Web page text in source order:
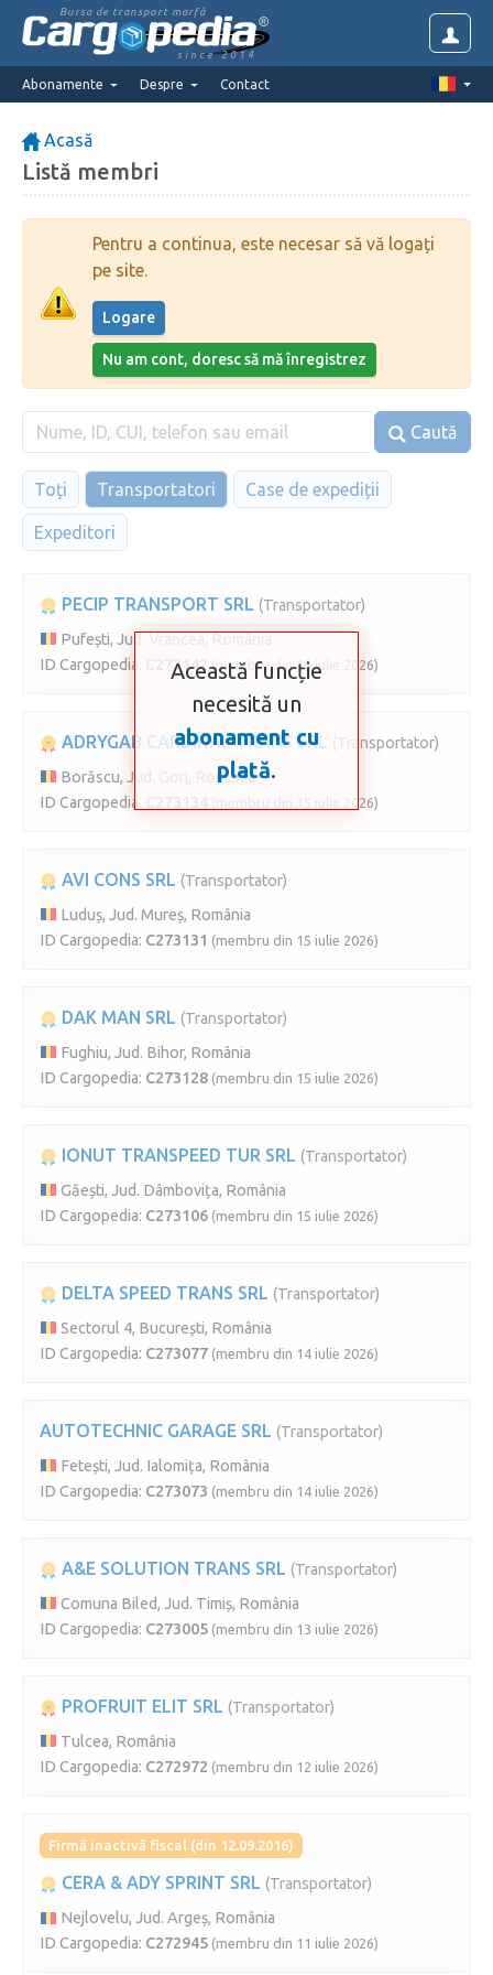
Bursa de transport marfă
since 2014
Abonamente Despre Contact
Acasă
Listă membri
Pentru a continua, este necesar să vă logați
pe site.
Logare
Nu am cont, doresc să mă înregistrez
Caută
Toți Transportatori Case de expediții
Expeditori
PECIP TRANSPORT SRL (Transportator)
Pufești, Jud. Vrancea, România
ID Cargopedia:
C273142 (membru din 15 iulie 2026)
ADRYGAB CARDINAL TRANS SRL
(Transportator)
Borăscu, Jud. Gorj, România
ID Cargopedia:
(membru din 15 iulie 2026)
AVI CONS SRL (Transportator)
Luduș, Jud. Mureș, România
ID Cargopedia: C273131 (membru din 15 iulie 2026)
DAK MAN SRL (Transportator)
Fughiu, Jud. Bihor, România
ID Cargopedia: C273128 (membru din 15 iulie 2026)
IONUT TRANSPEED TUR SRL (Transportator)
Găești, Jud. Dâmbovița, România
ID Cargopedia: C273106 (membru din 15 iulie 2026)
DELTA SPEED TRANS SRL (Transportator)
Sectorul 4, București, România
ID Cargopedia: C273077 (membru din 14 iulie 2026)
AUTOTECHNIC GARAGE SRL (Transportator)
Fetești, Jud. Ialomița, România
ID Cargopedia: C273073 (membru din 14 iulie 2026)
A&E SOLUTION TRANS SRL (Transportator)
Comuna Biled, Jud. Timiș, România
ID Cargopedia: C273005 (membru din 13 iulie 2026)
PROFRUIT ELIT SRL (Transportator)
Tulcea, România
ID Cargopedia: C272972 (membru din 12 iulie 2026)
Firmă inactivă fiscal (din 12.09.2016)
CERA & ADY SPRINT SRL (Transportator)
Nejlovelu, Jud. Argeș, România
ID Cargopedia: C272945 (membru din 11 iulie 2026)
Această funcție
necesită un
abonament cu
plată.